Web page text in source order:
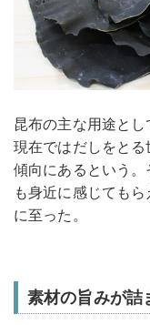
昆布の主な用途とし
現在ではだしをと
傾向にあるという
も身近に感じても
に至った。
素材の旨みが詰